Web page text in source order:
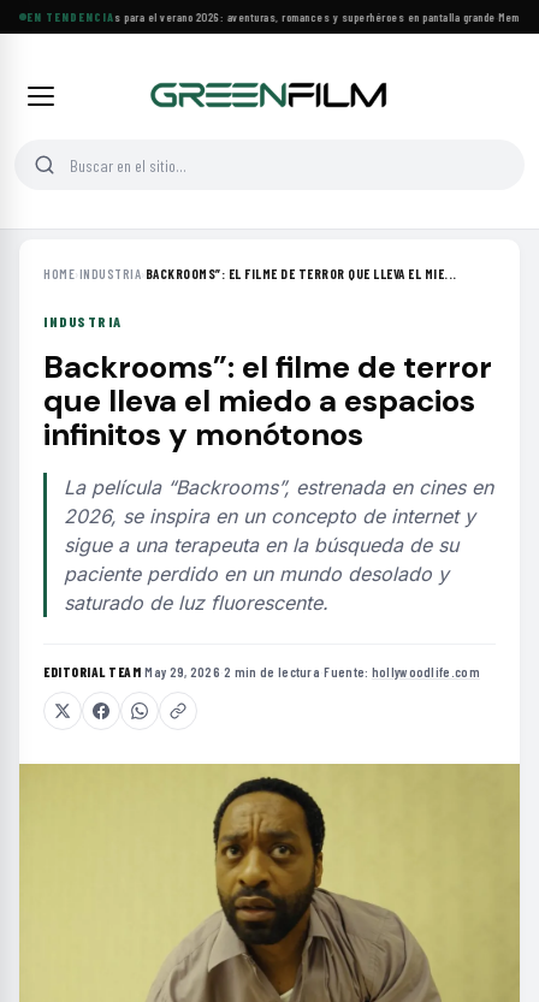
EN TENDENCIA
Estrenos y clásicos para el verano 2026: aventuras, romances y superhéroes en pantalla grande·Memoria
HOME›INDUSTRIA› BACKROOMS”: EL FILME DE TERROR QUE LLEVA EL MIE...
INDUSTRIA
Backrooms”: el filme de terror
que lleva el miedo a espacios
infinitos y monótonos
La película “Backrooms”, estrenada en cines en
2026, se inspira en un concepto de internet y
sigue a una terapeuta en la búsqueda de su
paciente perdido en un mundo desolado y
saturado de luz fluorescente.
EDITORIAL TEAM·May 29, 2026·2 min de lectura·Fuente: hollywoodlife.com